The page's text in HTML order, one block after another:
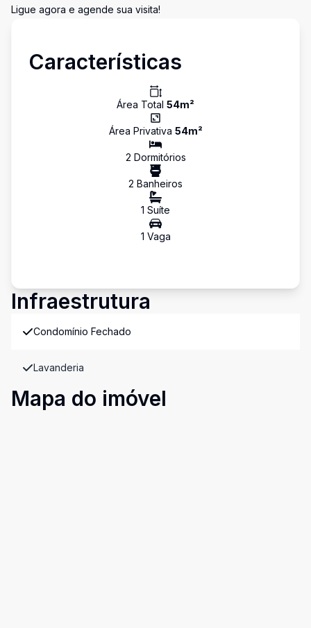
Ligue agora e agende sua visita!
Características
Área Total 54m²
Área Privativa 54m²
2 Dormitórios
2 Banheiros
1 Suíte
1 Vaga
Infraestrutura
Condomínio Fechado
Lavanderia
Mapa do imóvel